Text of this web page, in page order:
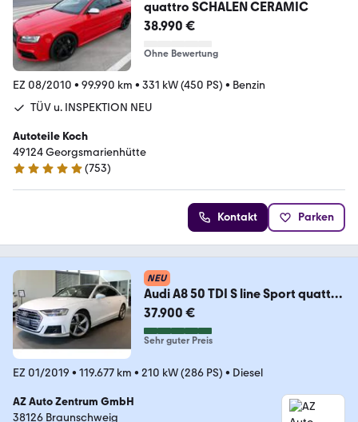
quattro SCHALEN CERAMIC
38.990 €
Ohne Bewertung
EZ 08/2010 • 99.990 km • 331 kW (450 PS) • Benzin
TÜV u. INSPEKTION NEU
Autoteile Koch
49124 Georgsmarienhütte
4.9 Sterne
(753)
Kontakt Parken
NEU
Audi A8 50 TDI S line Sport quattro
RS*PANO*MATRIX*
37.900 €
Sehr guter Preis
EZ 01/2019 • 119.677 km • 210 kW (286 PS) • Diesel
AZ Auto Zentrum GmbH
38126 Braunschweig